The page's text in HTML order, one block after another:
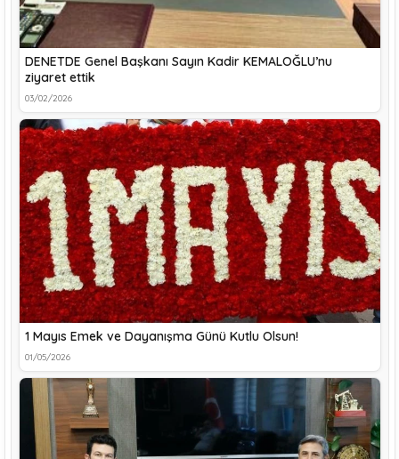
DENETDE Genel Başkanı Sayın Kadir KEMALOĞLU’nu
ziyaret ettik
03/02/2026
1 Mayıs Emek ve Dayanışma Günü Kutlu Olsun!
01/05/2026